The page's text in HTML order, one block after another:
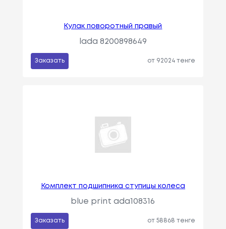
Кулак поворотный правый
lada 8200898649
Заказать от 92024 тенге
Комплект подшипника ступицы колеса
blue print ada108316
Заказать от 58868 тенге